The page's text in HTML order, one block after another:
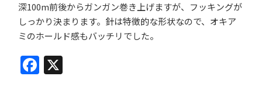
深100m前後からガンガン巻き上げますが、フッキングが
しっかり決まります。針は特徴的な形状なので、オキア
ミのホールド感もバッチリでした。
Facebook